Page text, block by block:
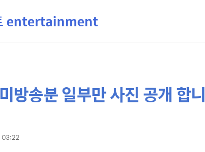
entertainment
방송분 일부만 사진 공개 합니
03:22